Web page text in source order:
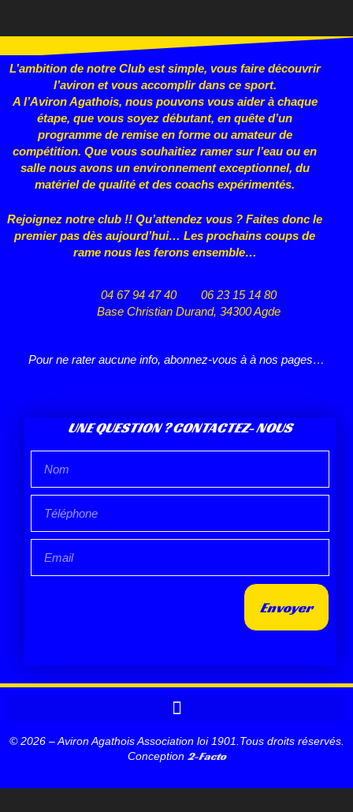
L’ambition de notre Club est simple, vous faire découvrir
l’aviron et vous accomplir dans ce sport.
A l’Aviron Agathois, nous pouvons vous aider à chaque
étape, que vous soyez débutant, en quête d’un
programme de remise en forme ou amateur de
compétition. Que vous souhaitiez ramer sur l’eau ou en
salle nous avons un environnement exceptionnel, du
matériel de qualité et des coachs expérimentés.
Rejoignez notre club !! Qu’attendez vous ? Faites donc le
premier pas dès aujourd’hui… Les prochains coups de
rame nous les ferons ensemble…
04 67 94 47 40
06 23 15 14 80
Base Christian Durand, 34300 Agde
Pour ne rater aucune info, abonnez-vous à à nos pages…
UNE QUESTION ? CONTACTEZ- NOUS
Envoyer
© 2026 – Aviron Agathois Association loi 1901.Tous droits réservés.
Conception 2-Facto